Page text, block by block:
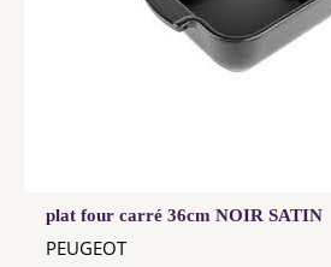
plat four carré 36cm NOIR SATIN
PEUGEOT